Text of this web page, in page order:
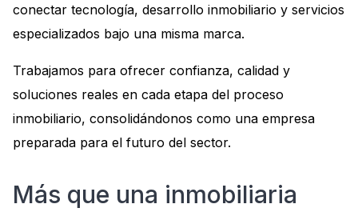
conectar tecnología, desarrollo inmobiliario y servicios
especializados bajo una misma marca.
Trabajamos para ofrecer confianza, calidad y
soluciones reales en cada etapa del proceso
inmobiliario, consolidándonos como una empresa
preparada para el futuro del sector.
Más que una inmobiliaria